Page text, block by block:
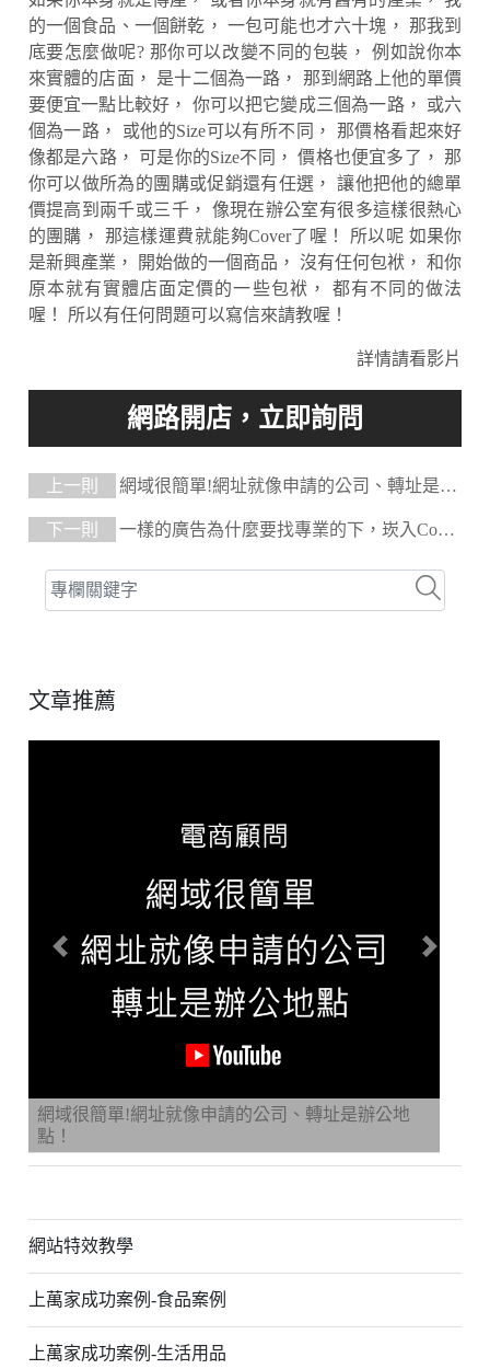
文章推薦
網域很簡單!網址就像申請的公司、轉址是辦公地
點！
Previous Next
網站特效教學
上萬家成功案例-食品案例
上萬家成功案例-生活用品
的一個食品、一個餅乾， 一包可能也才六十塊， 那我到
底要怎麼做呢? 那你可以改變不同的包裝， 例如說你本
來實體的店面， 是十二個為一路， 那到網路上他的單價
要便宜一點比較好， 你可以把它變成三個為一路， 或六
個為一路， 或他的Size可以有所不同， 那價格看起來好
像都是六路， 可是你的Size不同， 價格也便宜多了， 那
你可以做所為的團購或促銷還有任選， 讓他把他的總單
價提高到兩千或三千， 像現在辦公室有很多這樣很熱心
的團購， 那這樣運費就能夠Cover了喔！ 所以呢 如果你
是新興產業， 開始做的一個商品， 沒有任何包袱， 和你
原本就有實體店面定價的一些包袱， 都有不同的做法
喔！ 所以有任何問題可以寫信來請教喔！
詳情請看影片
上一則
網域很簡單!網址就像申請的公司、轉址是辦
下一則
一樣的廣告為什麼要找專業的下，崁入Code